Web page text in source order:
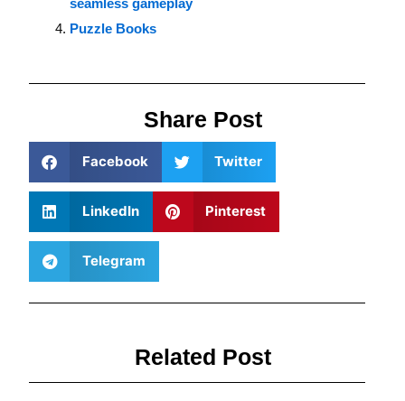
seamless gameplay
Puzzle Books
Share Post
Facebook Twitter
LinkedIn Pinterest
Telegram
Related Post